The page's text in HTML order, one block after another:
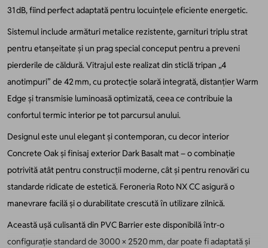
31 dB, fiind perfect adaptată pentru locuințele eficiente energetic.
Sistemul include armături metalice rezistente, garnituri triplu strat
pentru etanșeitate și un prag special conceput pentru a preveni
pierderile de căldură. Vitrajul este realizat din sticlă tripan „4
anotimpuri” de 42 mm, cu protecție solară integrată, distanțier Warm
Edge și transmisie luminoasă optimizată, ceea ce contribuie la
confortul termic interior pe tot parcursul anului.
Designul este unul elegant și contemporan, cu decor interior
Concrete Oak și finisaj exterior Dark Basalt mat – o combinație
potrivită atât pentru construcții moderne, cât și pentru renovări cu
standarde ridicate de estetică. Feroneria Roto NX CC asigură o
manevrare facilă și o durabilitate crescută în utilizare zilnică.
Această ușă culisantă din PVC Barrier este disponibilă într-o
configurație standard de 3000 × 2520 mm, dar poate fi adaptată și